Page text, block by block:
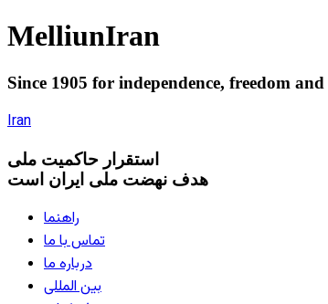
MelliunIran
Since 1905 for independence, freedom and
Iran
استقرار حاکميت ملی
هدف نهضت ملی ایران است
راهنما
تماس با ما
درباره ما
بین المللی